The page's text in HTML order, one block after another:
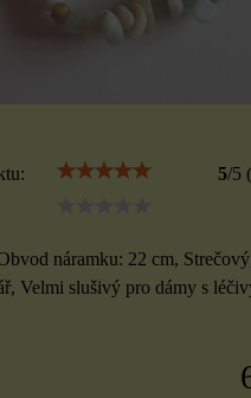
5/5 (
náramku: 22 cm,
Velmi slušivý pro dámy s